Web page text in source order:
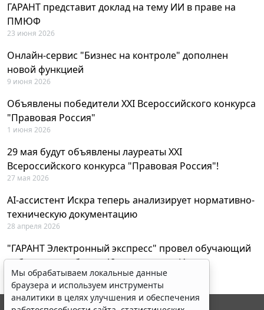
ГАРАНТ представит доклад на тему ИИ в праве на
ПМЮФ
23 июня 2026
Онлайн-сервис "Бизнес на контроле" дополнен
новой функцией
9 июня 2026
Объявлены победители XXI Всероссийского конкурса
"Правовая Россия"
1 июня 2026
29 мая будут объявлены лауреаты XXI
Всероссийского конкурса "Правовая Россия"!
27 мая 2026
AI-ассистент Искра теперь анализирует нормативно-
техническую документацию
28 апреля 2026
"ГАРАНТ Электронный экспресс" провел обучающий
вебинар по работе с AI-ассистентом Искра
23 апреля 2026
Мы обрабатываем локальные данные
браузера и используем инструменты
аналитики в целях улучшения и обеспечения